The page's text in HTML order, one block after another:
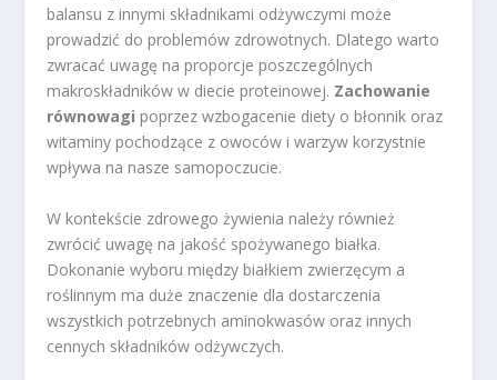
balansu z innymi składnikami odżywczymi może
prowadzić do problemów zdrowotnych. Dlatego warto
zwracać uwagę na proporcje poszczególnych
makroskładników w diecie proteinowej. Zachowanie
równowagi poprzez wzbogacenie diety o błonnik oraz
witaminy pochodzące z owoców i warzyw korzystnie
wpływa na nasze samopoczucie.
W kontekście zdrowego żywienia należy również
zwrócić uwagę na jakość spożywanego białka.
Dokonanie wyboru między białkiem zwierzęcym a
roślinnym ma duże znaczenie dla dostarczenia
wszystkich potrzebnych aminokwasów oraz innych
cennych składników odżywczych.